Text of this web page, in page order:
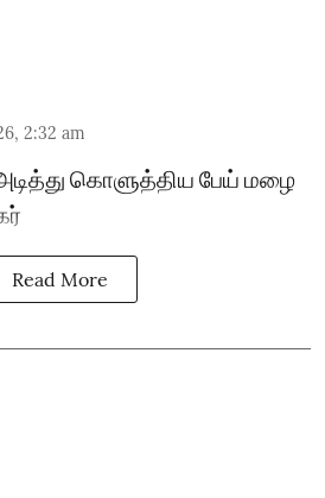
2:32 am
கொளுத்திய பேய் மழை
Read More